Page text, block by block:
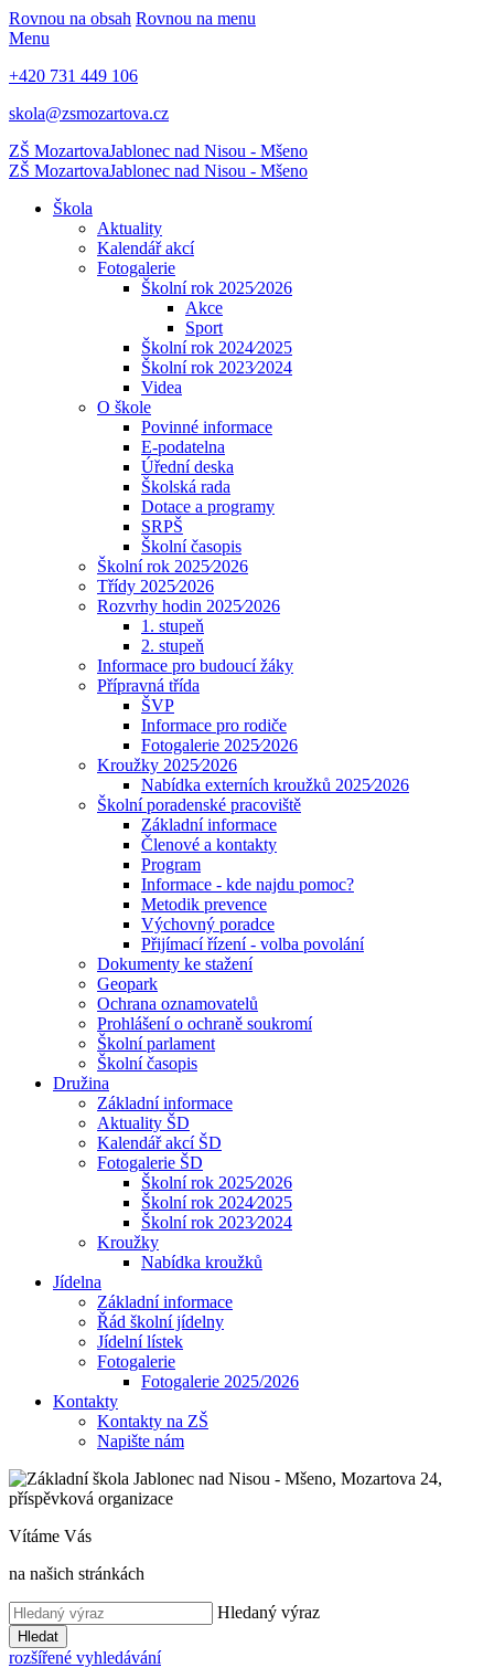
Rovnou na obsah Rovnou na menu
Menu
+420 731 449 106
skola@zsmozartova.cz
ZŠ MozartovaJablonec nad Nisou - Mšeno
ZŠ MozartovaJablonec nad Nisou - Mšeno
Škola
Aktuality
Kalendář akcí
Fotogalerie
Školní rok 2025⁄2026
Akce
Sport
Školní rok 2024⁄2025
Školní rok 2023⁄2024
Videa
O škole
Povinné informace
E-podatelna
Úřední deska
Školská rada
Dotace a programy
SRPŠ
Školní časopis
Školní rok 2025⁄2026
Třídy 2025⁄2026
Rozvrhy hodin 2025⁄2026
1. stupeň
2. stupeň
Informace pro budoucí žáky
Přípravná třída
ŠVP
Informace pro rodiče
Fotogalerie 2025⁄2026
Kroužky 2025⁄2026
Nabídka externích kroužků 2025⁄2026
Školní poradenské pracoviště
Základní informace
Členové a kontakty
Program
Informace - kde najdu pomoc?
Metodik prevence
Výchovný poradce
Přijímací řízení - volba povolání
Dokumenty ke stažení
Geopark
Ochrana oznamovatelů
Prohlášení o ochraně soukromí
Školní parlament
Školní časopis
Družina
Základní informace
Aktuality ŠD
Kalendář akcí ŠD
Fotogalerie ŠD
Školní rok 2025⁄2026
Školní rok 2024⁄2025
Školní rok 2023⁄2024
Kroužky
Nabídka kroužků
Jídelna
Základní informace
Řád školní jídelny
Jídelní lístek
Fotogalerie
Fotogalerie 2025/2026
Kontakty
Kontakty na ZŠ
Napište nám
Vítáme Vás
na našich stránkách
Hledaný výraz
Hledat
rozšířené vyhledávání